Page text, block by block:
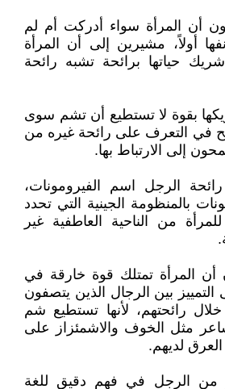
أن المرأة سواء أدركت أم لم
أولاً، مشيرين إلى أن المرأة
حياتها برائحة تشبه رائحة
بقوة لا تستطيع أن تشم سوى
في التعرف على رائحة غيره من
إلى الارتباط بها.
الرجل اسم الفيرومونات،
بالمنظومة الجينية التي تحدد
من الناحية العاطفية غير
أن المرأة تمتلك قوة خارقة في
التمييز بين الرجال الذين يتصفون
رائحتهم، لأنها تستطيع شم
مثل الخوف والاشمئزاز على
لديهم.
من الرجل في فهم دقيق للغة